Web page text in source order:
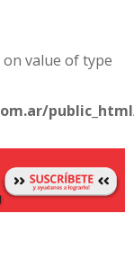
value of type